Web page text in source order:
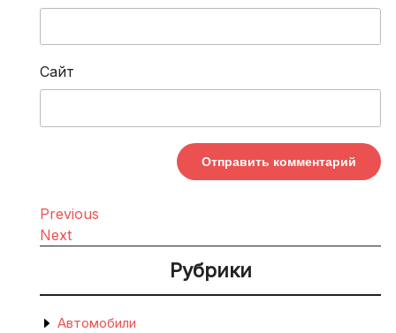
Сайт
Навигация
по
Previous
Post
Previous
Next
Next
Рубрики
Автомобили